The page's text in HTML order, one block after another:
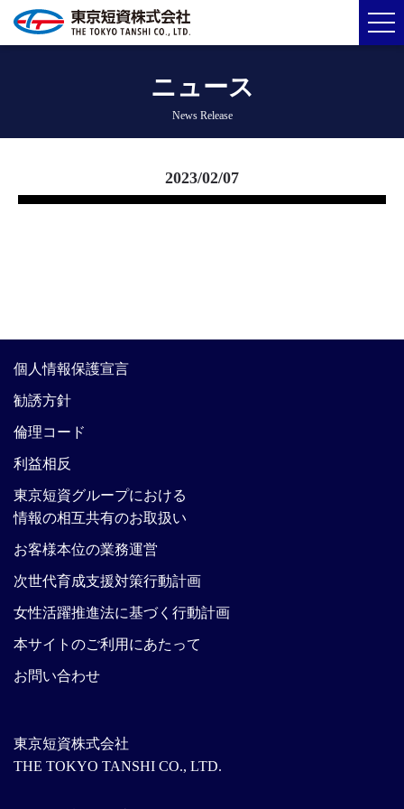
ニュース
News Release
2023/02/07
東京短資株式会社
THE TOKYO TANSHI CO., LTD.
個人情報保護宣言
勧誘方針
倫理コード
利益相反
東京短資グループにおける
情報の相互共有のお取扱い
お客様本位の業務運営
次世代育成支援対策行動計画
女性活躍推進法に基づく行動計画
本サイトのご利用にあたって
お問い合わせ